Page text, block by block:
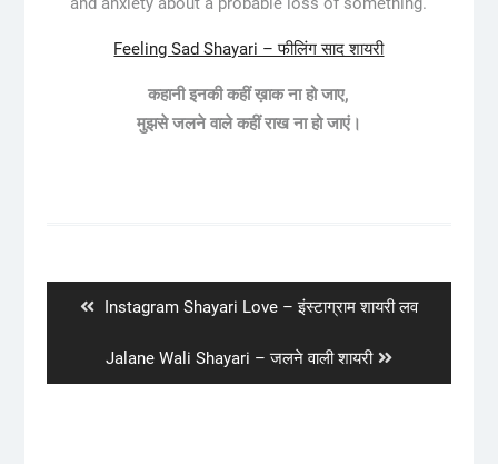
Feeling Sad Shayari – फीलिंग साद शायरी
कहानी इनकी कहीं ख़ाक ना हो जाए,
मुझसे जलने वाले कहीं राख ना हो जाएं।
Previous
Instagram Shayari Love – इंस्टाग्राम शायरी लव
Next
post:
Jalane Wali Shayari – जलने वाली शायरी